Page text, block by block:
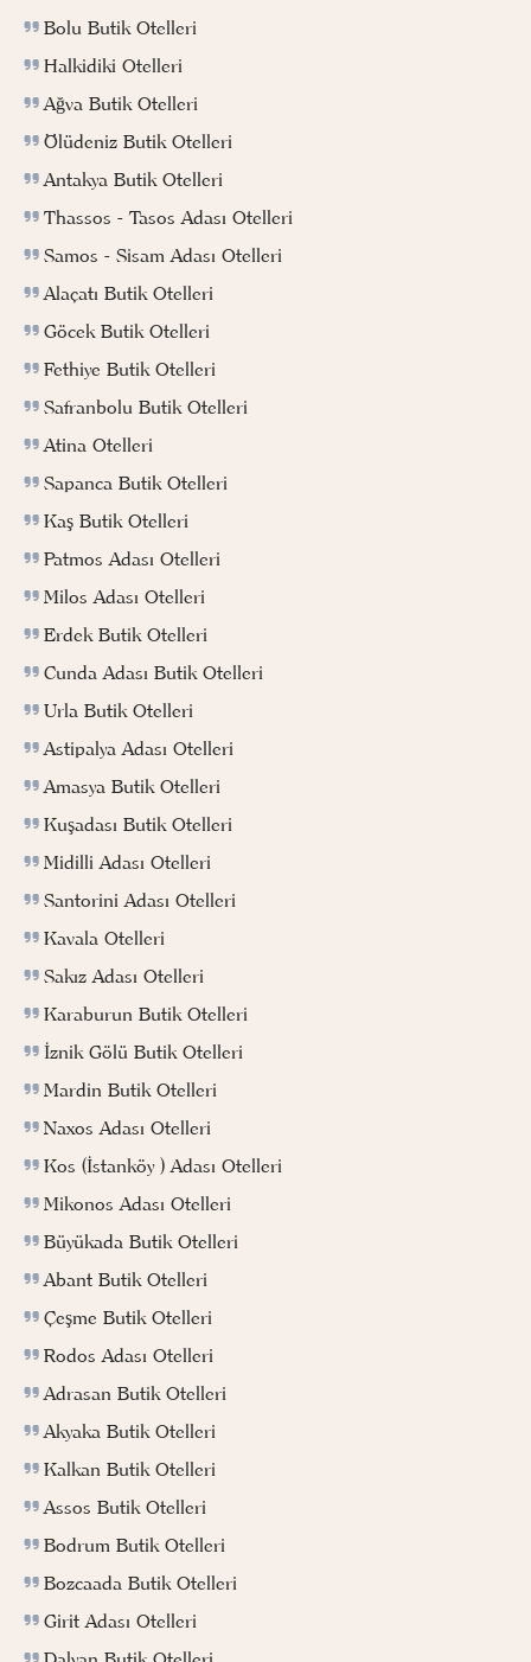
Bolu Butik Otelleri
Halkidiki Otelleri
Ağva Butik Otelleri
Ölüdeniz Butik Otelleri
Antakya Butik Otelleri
Thassos - Tasos Adası Otelleri
Samos - Sisam Adası Otelleri
Alaçatı Butik Otelleri
Göcek Butik Otelleri
Fethiye Butik Otelleri
Safranbolu Butik Otelleri
Atina Otelleri
Sapanca Butik Otelleri
Kaş Butik Otelleri
Patmos Adası Otelleri
Milos Adası Otelleri
Erdek Butik Otelleri
Cunda Adası Butik Otelleri
Urla Butik Otelleri
Astipalya Adası Otelleri
Amasya Butik Otelleri
Kuşadası Butik Otelleri
Midilli Adası Otelleri
Santorini Adası Otelleri
Kavala Otelleri
Sakız Adası Otelleri
Karaburun Butik Otelleri
İznik Gölü Butik Otelleri
Mardin Butik Otelleri
Naxos Adası Otelleri
Kos (İstanköy ) Adası Otelleri
Mikonos Adası Otelleri
Büyükada Butik Otelleri
Abant Butik Otelleri
Çeşme Butik Otelleri
Rodos Adası Otelleri
Adrasan Butik Otelleri
Akyaka Butik Otelleri
Kalkan Butik Otelleri
Assos Butik Otelleri
Bodrum Butik Otelleri
Bozcaada Butik Otelleri
Girit Adası Otelleri